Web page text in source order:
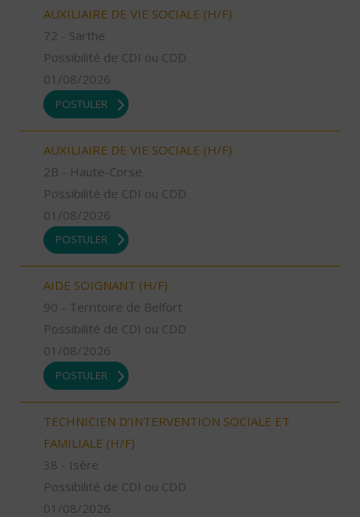
AUXILIAIRE DE VIE SOCIALE (H/F)
72 - Sarthe
Possibilité de CDI ou CDD
01/08/2026
POSTULER
AUXILIAIRE DE VIE SOCIALE (H/F)
2B - Haute-Corse
Possibilité de CDI ou CDD
01/08/2026
POSTULER
AIDE SOIGNANT (H/F)
90 - Territoire de Belfort
Possibilité de CDI ou CDD
01/08/2026
POSTULER
TECHNICIEN D’INTERVENTION SOCIALE ET
FAMILIALE (H/F)
38 - Isère
Possibilité de CDI ou CDD
01/08/2026